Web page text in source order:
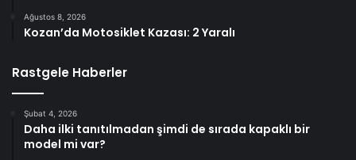
Ağustos 8, 2026
Kozan’da Motosiklet Kazası: 2 Yaralı
Rastgele Haberler
Şubat 4, 2026
Daha ilki tanıtılmadan şimdi de sırada kapaklı bir
model mi var?